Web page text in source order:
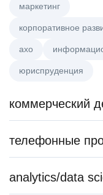
маркетинг
корпоративное
axo
юриспруденция
коммерческий
Аналитик данных
з/п не указана
телефонные
Менеджер по
analytics/data